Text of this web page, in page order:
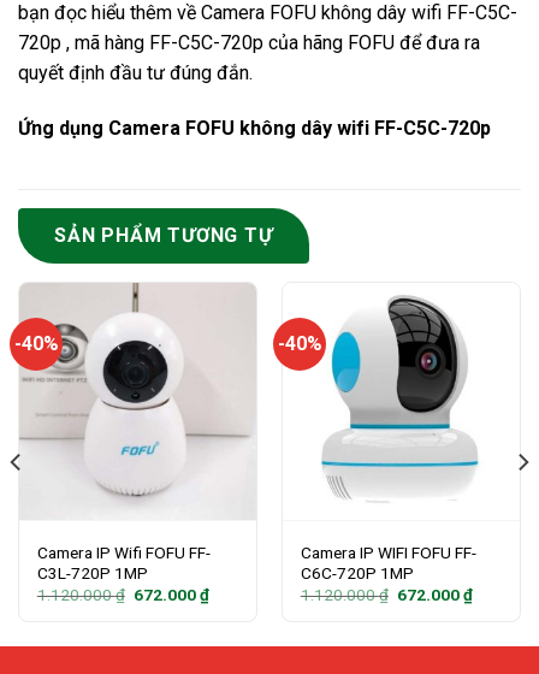
bạn đọc hiểu thêm về Camera FOFU không dây wifi FF-C5C-
720p , mã hàng FF-C5C-720p của hãng FOFU để đưa ra
quyết định đầu tư đúng đắn.
Ứng dụng Camera FOFU không dây wifi FF-C5C-720p
SẢN PHẨM TƯƠNG TỰ
-40%
Camera IP Wifi FOFU FF-
C3L-720P 1MP
1.120.000₫ Giá
672.000₫Giá
hiện
-40%
Camera IP WIFI FOFU FF-
C6C-720P 1MP
1.120.000₫ Giá
672.000₫Giá
hiện